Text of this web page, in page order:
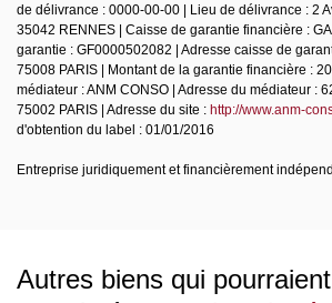
de délivrance : 0000-00-00 | Lieu de délivrance : 2
35042 RENNES | Caisse de garantie financière :
garantie : GF0000502082 | Adresse caisse de
75008 PARIS | Montant de la garantie financière :
médiateur : ANM CONSO | Adresse du médiateur :
75002 PARIS | Adresse du site : http://www.anm-
d'obtention du label : 01/01/2016
Entreprise juridiquement et financièrement
Autres biens qui pourraient